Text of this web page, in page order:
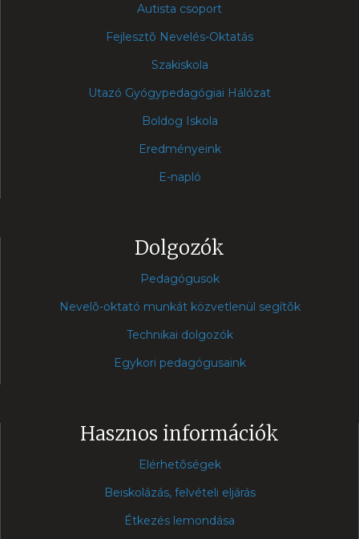
Autista csoport
Fejlesztõ Nevelés-Oktatás
Szakiskola
Utazó Gyógypedagógiai Hálózat
Boldog Iskola
Eredményeink
E-napló
Dolgozók
Pedagógusok
Nevelõ-oktató munkát közvetlenül segítõk
Technikai dolgozók
Egykori pedagógusaink
Hasznos információk
Elérhetõségek
Beiskolázás, felvételi eljárás
Étkezés lemondása